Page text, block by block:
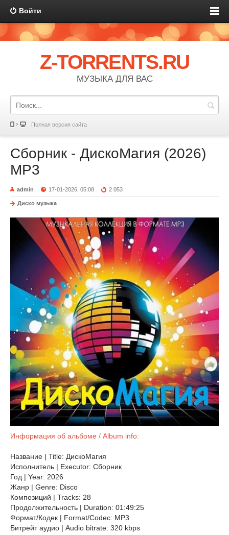
Войти
Z-TORRENTS.RU
МУЗЫКА ДЛЯ ВАС
Полная версия сайта
Сбopник - ДискоМагия (2026)
MP3
admin 17-01-2026, 05:08 2 053
Диско музыка
Информация об альбоме / Album info:
Название | Title: ДискоМагия
Исполнитель | Executor: Сбopник
Год | Year: 2026
Жанр | Genre: Disco
Композиций | Tracks: 28
Продолжительность | Duration: 01:49:25
Формат/Кодек | Format/Codec: MP3
Битрейт аудио | Audio bitrate: 320 kbps